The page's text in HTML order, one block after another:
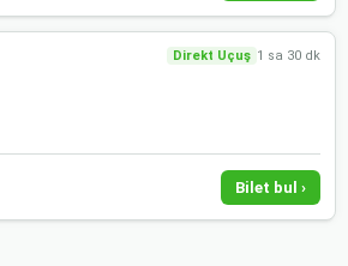
Direkt Uçuş 1 sa 30 dk
Bilet bul ›